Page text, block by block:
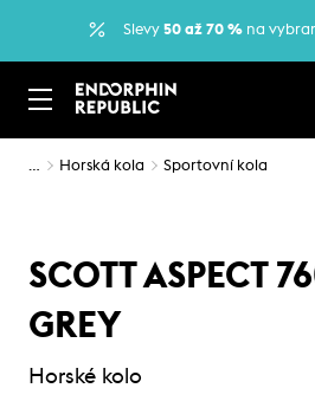
Slevy 50 až 70 % na
… Horská kola Sportovní kola
SCOTT ASPECT
GREY
Horské kolo